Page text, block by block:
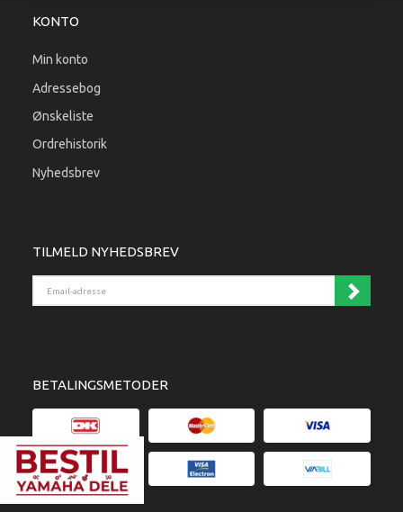
KONTO
Min konto
Adressebog
Ønskeliste
Ordrehistorik
Nyhedsbrev
TILMELD NYHEDSBREV
BETALINGSMETODER